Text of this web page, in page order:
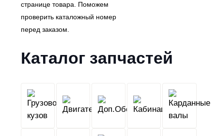
странице товара. Поможем
проверить каталожный номер
перед заказом.
Каталог запчастей
Грузовой
кузов
Двигатель Кабина